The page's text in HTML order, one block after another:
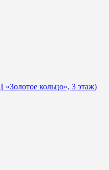
кольцо», 3 этаж)